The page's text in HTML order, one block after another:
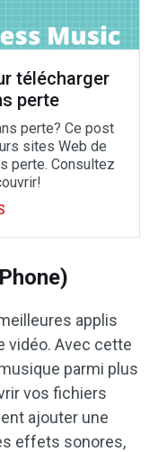
télécharger
perte
perte? Ce post
sites Web de
perte. Consultez
applis
vidéo. Avec cette
parmi plus
vos fichiers
ajouter une
effets sonores,